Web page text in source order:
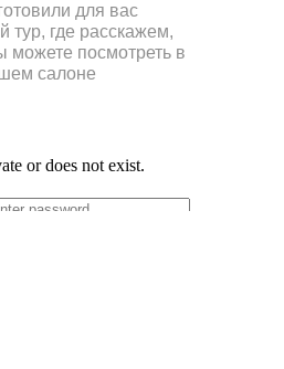
для вас
тур, где расскажем,
можете посмотреть в
салоне